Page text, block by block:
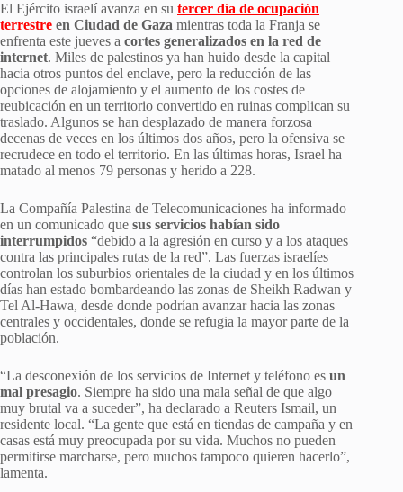
El Ejército israelí avanza en su tercer día de ocupación
terrestre en Ciudad de Gaza mientras toda la Franja se
enfrenta este jueves a cortes generalizados en la red de
internet. Miles de palestinos ya han huido desde la capital
hacia otros puntos del enclave, pero la reducción de las
opciones de alojamiento y el aumento de los costes de
reubicación en un territorio convertido en ruinas complican su
traslado. Algunos se han desplazado de manera forzosa
decenas de veces en los últimos dos años, pero la ofensiva se
recrudece en todo el territorio. En las últimas horas, Israel ha
matado al menos 79 personas y herido a 228.
La Compañía Palestina de Telecomunicaciones ha informado
en un comunicado que sus servicios habían sido
interrumpidos “debido a la agresión en curso y a los ataques
contra las principales rutas de la red”. Las fuerzas israelíes
controlan los suburbios orientales de la ciudad y en los últimos
días han estado bombardeando las zonas de Sheikh Radwan y
Tel Al-Hawa, desde donde podrían avanzar hacia las zonas
centrales y occidentales, donde se refugia la mayor parte de la
población.
“La desconexión de los servicios de Internet y teléfono es un
mal presagio. Siempre ha sido una mala señal de que algo
muy brutal va a suceder”, ha declarado a Reuters Ismail, un
residente local. “La gente que está en tiendas de campaña y en
casas está muy preocupada por su vida. Muchos no pueden
permitirse marcharse, pero muchos tampoco quieren hacerlo”,
lamenta.